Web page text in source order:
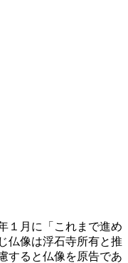
１月に「これまで進め
仏像は浮石寺所有と推
すると仏像を原告であ